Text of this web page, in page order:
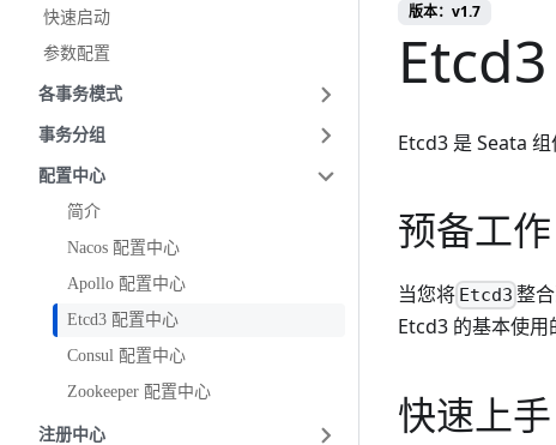
快速启动
参数配置
各事务模式
事务分组
配置中心
简介
Nacos 配置中心
Apollo 配置中心
Etcd3 配置中心
Consul 配置中心
Zookeeper 配置中心
注册中心
版本：v1.7
Etcd3 是 Seata
预备工作
当您将 Etcd3 整
Etcd3 的基本使
快速上手